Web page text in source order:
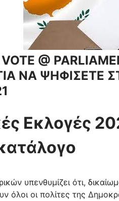
@
ΝΑ ΨΗΦΙΣΕΤΕ
Eκλογές
υπενθυμίζει ότι,
όλοι οι πολίτες της